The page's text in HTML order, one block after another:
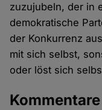
zuzujubeln, der in
demokratische
der Konkurrenz
mit sich selbst,
oder löst sich
Kommentare